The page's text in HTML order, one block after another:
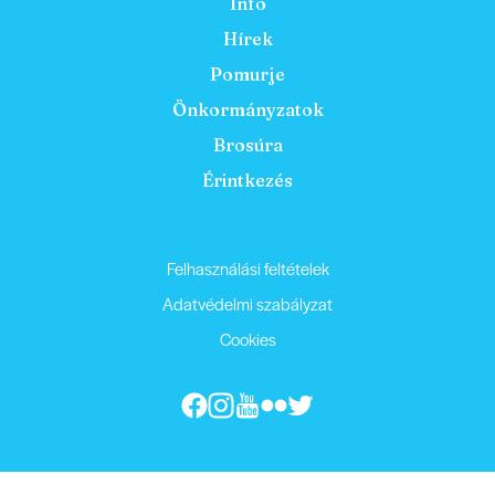
Hírek
Pomurje
Önkormányzatok
Brosúra
Érintkezés
Felhasználási feltételek
Adatvédelmi szabályzat
Cookies